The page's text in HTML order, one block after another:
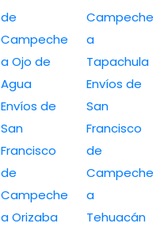
de
Campeche
a Ojo de
Agua
Envíos de
San
Francisco
de
Campeche
a Orizaba
Campeche
a
Tapachula
Envíos de
San
Francisco
de
Campeche
a
Tehuacán